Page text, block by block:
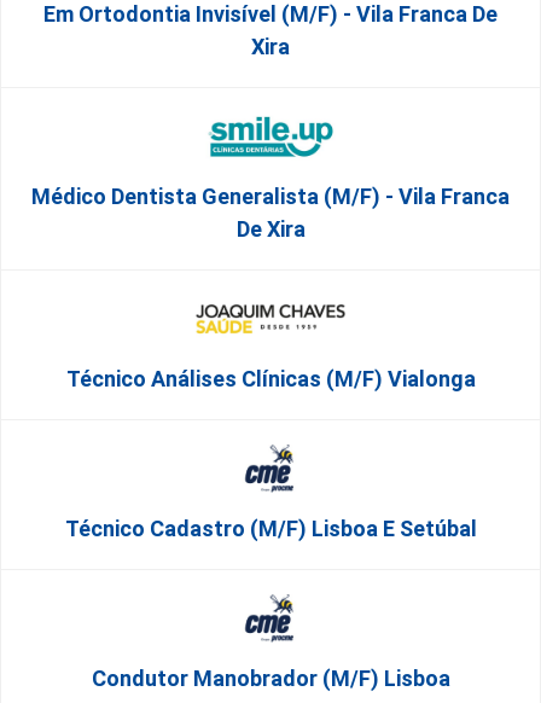
Em Ortodontia Invisível (M/F) - Vila Franca De
Xira
Médico Dentista Generalista (M/F) - Vila Franca
De Xira
Técnico Análises Clínicas (M/F) Vialonga
Técnico Cadastro (m/f) Lisboa E Setúbal
Condutor Manobrador (m/f) Lisboa